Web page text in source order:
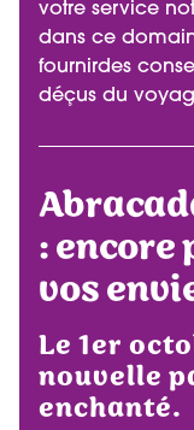
votre service
dans ce
fournirdes
déçus du
: encore
vos
Le 1er
nouvelle
enchanté.